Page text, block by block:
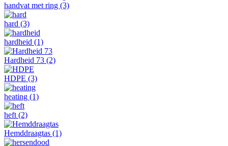
handvat met ring (3)
hard (3)
hardheid (1)
Hardheid 73 (2)
HDPE (3)
heating (1)
heft (2)
Hemddraagtas (1)